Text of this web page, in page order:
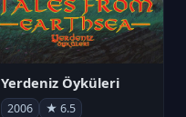
Yerdeniz Öyküleri
2006 ★ 6.5